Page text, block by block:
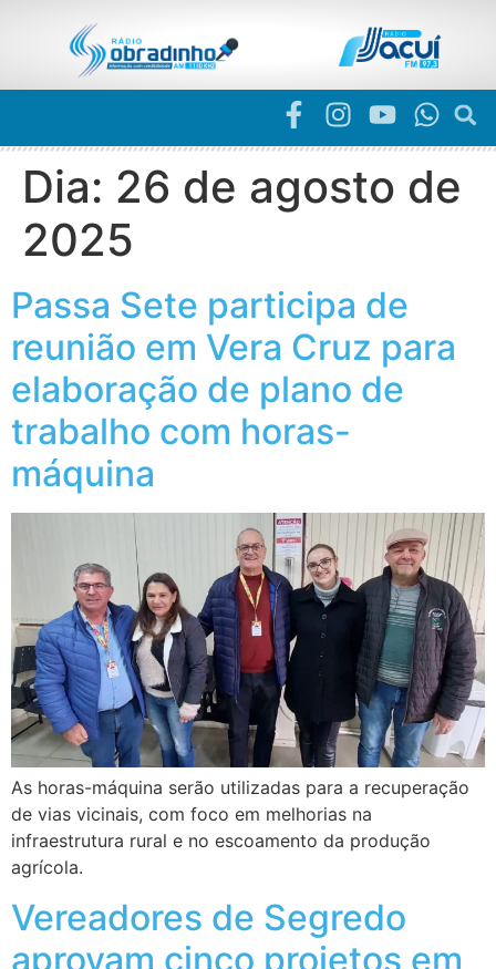
Dia: 26 de agosto de
2025
Passa Sete participa de
reunião em Vera Cruz para
elaboração de plano de
trabalho com horas-
máquina
As horas-máquina serão utilizadas para a recuperação
de vias vicinais, com foco em melhorias na
infraestrutura rural e no escoamento da produção
agrícola.
Vereadores de Segredo
aprovam cinco projetos em